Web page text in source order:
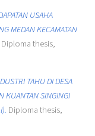
USAHA
MEDAN KECAMATAN
Diploma thesis,
TAHU DI DESA
KUANTAN SINGINGI
Diploma thesis,